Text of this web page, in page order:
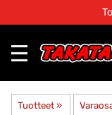
Tuotteet ‪»